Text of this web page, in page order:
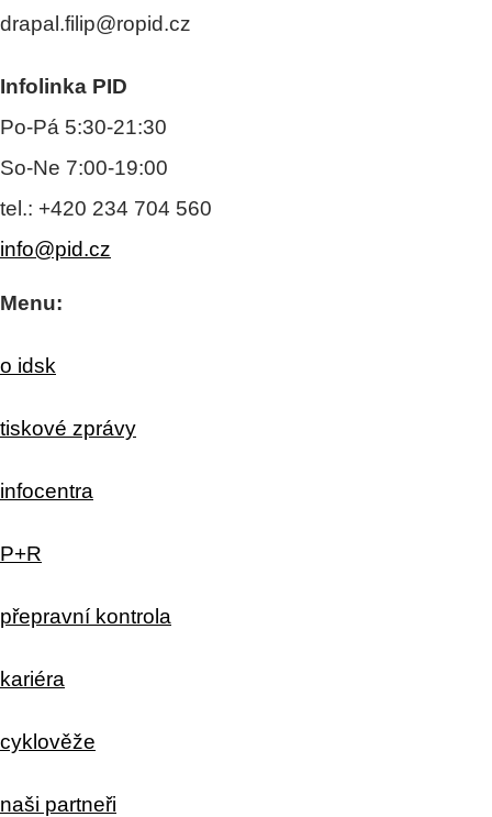
drapal.filip@ropid.cz
Infolinka PID
Po-Pá 5:30-21:30
So-Ne 7:00-19:00
tel.: +420 234 704 560
info@pid.cz
Menu:
o idsk
tiskové zprávy
infocentra
P+R
přepravní kontrola
kariéra
cyklověže
naši partneři